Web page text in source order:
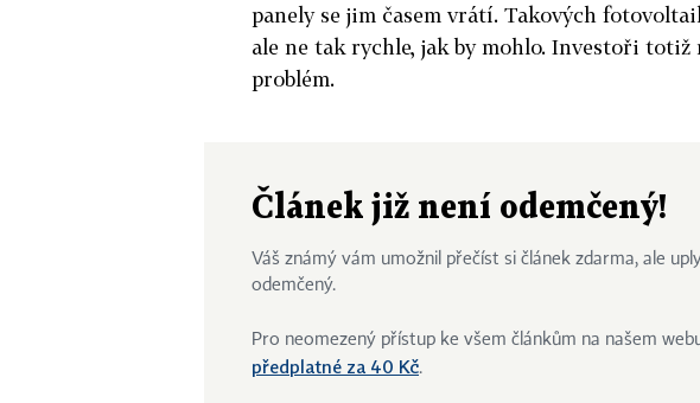
panely se jim časem vrátí. Takových
ale ne tak rychle, jak by mohlo. Investoři totiž
problém.
Článek již není odemčený!
Váš známý vám umožnil přečíst si článek zdarma, ale
odemčený.
Pro neomezený přístup ke všem článkům na našem
předplatné za 40 Kč.